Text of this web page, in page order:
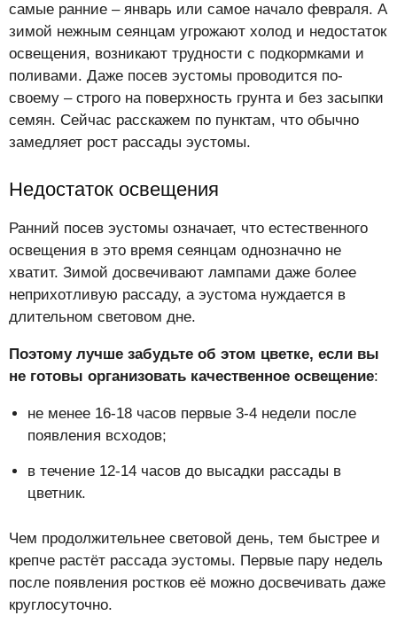
самые ранние – январь или самое начало февраля. А
зимой нежным сеянцам угрожают холод и недостаток
освещения, возникают трудности с подкормками и
поливами. Даже посев эустомы проводится по-
своему – строго на поверхность грунта и без засыпки
семян. Сейчас расскажем по пунктам, что обычно
замедляет рост рассады эустомы.
Недостаток освещения
Ранний посев эустомы означает, что естественного
освещения в это время сеянцам однозначно не
хватит. Зимой досвечивают лампами даже более
неприхотливую рассаду, а эустома нуждается в
длительном световом дне.
Поэтому лучше забудьте об этом цветке, если вы
не готовы организовать качественное освещение:
не менее 16-18 часов первые 3-4 недели после
появления всходов;
в течение 12-14 часов до высадки рассады в
цветник.
Чем продолжительнее световой день, тем быстрее и
крепче растёт рассада эустомы. Первые пару недель
после появления ростков её можно досвечивать даже
круглосуточно.